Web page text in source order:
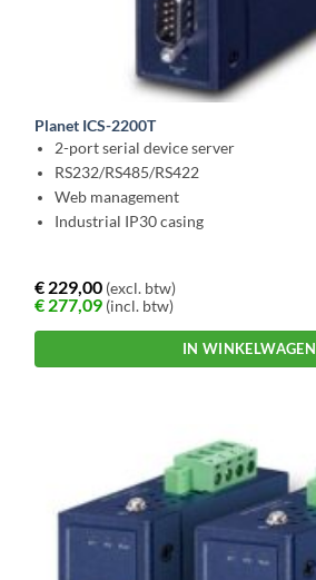
Planet ICS-2200T
2-port serial device server
RS232/RS485/RS422
Web management
Industrial IP30 casing
€ 229,00 (excl. btw)
€ 277,09 (incl. btw)
IN WINKELWAGEN